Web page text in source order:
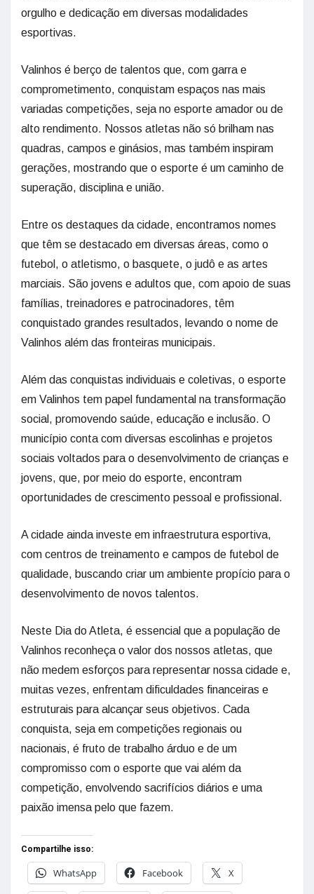
orgulho e dedicação em diversas modalidades
esportivas.
Valinhos é berço de talentos que, com garra e
comprometimento, conquistam espaços nas mais
variadas competições, seja no esporte amador ou de
alto rendimento. Nossos atletas não só brilham nas
quadras, campos e ginásios, mas também inspiram
gerações, mostrando que o esporte é um caminho de
superação, disciplina e união.
Entre os destaques da cidade, encontramos nomes
que têm se destacado em diversas áreas, como o
futebol, o atletismo, o basquete, o judô e as artes
marciais. São jovens e adultos que, com apoio de suas
famílias, treinadores e patrocinadores, têm
conquistado grandes resultados, levando o nome de
Valinhos além das fronteiras municipais.
Além das conquistas individuais e coletivas, o esporte
em Valinhos tem papel fundamental na transformação
social, promovendo saúde, educação e inclusão. O
município conta com diversas escolinhas e projetos
sociais voltados para o desenvolvimento de crianças e
jovens, que, por meio do esporte, encontram
oportunidades de crescimento pessoal e profissional.
A cidade ainda investe em infraestrutura esportiva,
com centros de treinamento e campos de futebol de
qualidade, buscando criar um ambiente propício para o
desenvolvimento de novos talentos.
Neste Dia do Atleta, é essencial que a população de
Valinhos reconheça o valor dos nossos atletas, que
não medem esforços para representar nossa cidade e,
muitas vezes, enfrentam dificuldades financeiras e
estruturais para alcançar seus objetivos. Cada
conquista, seja em competições regionais ou
nacionais, é fruto de trabalho árduo e de um
compromisso com o esporte que vai além da
competição, envolvendo sacrifícios diários e uma
paixão imensa pelo que fazem.
Compartilhe isso:
WhatsApp
Facebook X